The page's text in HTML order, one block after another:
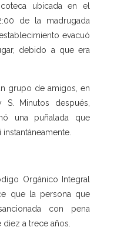
ubicada en el
de la madrugada
evacuó
debido a que era
grupo de amigos, en
Minutos después,
una puñalada que
Orgánico Integral
que la persona que
con pena
diez a trece años.